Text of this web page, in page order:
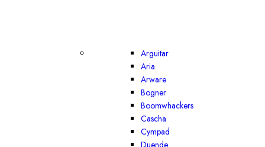
Arguitar
Aria
Arware
Bogner
Boomwhackers
Cascha
Cympad